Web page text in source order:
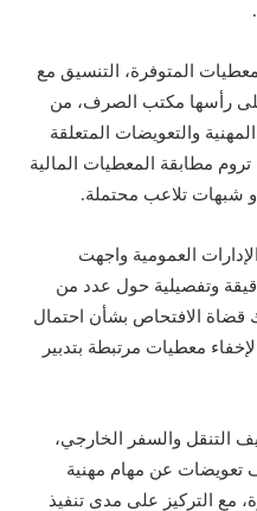
المتوفرة، التنسيق مع
رأسها مكتب الصرف، من
والتعويضات المتعلقة
مطابقة المعطيات المالية
شبهات تلاعب محتملة.
العمومية واجهت
وتفصيلية حول عدد من
قضاة الافتحاص بشأن احتمال
معطيات مرتبطة بتدبير
التنقل والسفر الخارجي،
تعويضات عن مهام مهنية
مع التركيز على مدى تنفيذ